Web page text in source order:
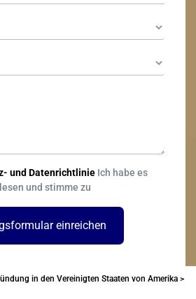
und DatenrichtlinieIch habe es
und stimme zu
einreichen
in den Vereinigten Staaten von Amerika >